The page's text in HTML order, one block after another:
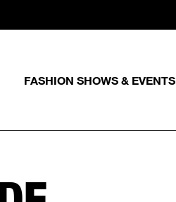
FASHION SHOWS & EVENTS